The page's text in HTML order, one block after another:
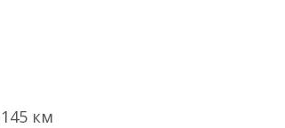
км